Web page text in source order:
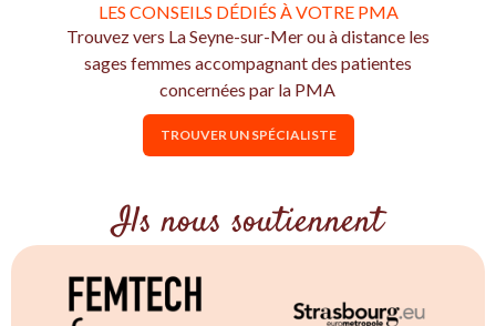
LES CONSEILS DÉDIÉS À VOTRE PMA
Trouvez vers La Seyne-sur-Mer ou à distance les
sages femmes accompagnant des patientes
concernées par la PMA
TROUVER UN SPÉCIALISTE
Ils nous soutiennent